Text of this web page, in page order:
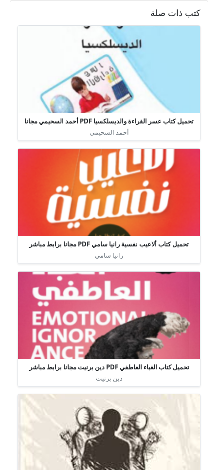
كتب ذات صلة
تحميل كتاب عسر القراءة والديسلكسيا PDF أحمد السحيمي مجانا
أحمد السحيمي
تحميل كتاب ألاعيب نفسية رانيا سامي PDF مجانا برابط مباشر
رانيا سامي
تحميل كتاب الغباء العاطفي PDF دين برنيت مجانا برابط مباشر
دين برنيت